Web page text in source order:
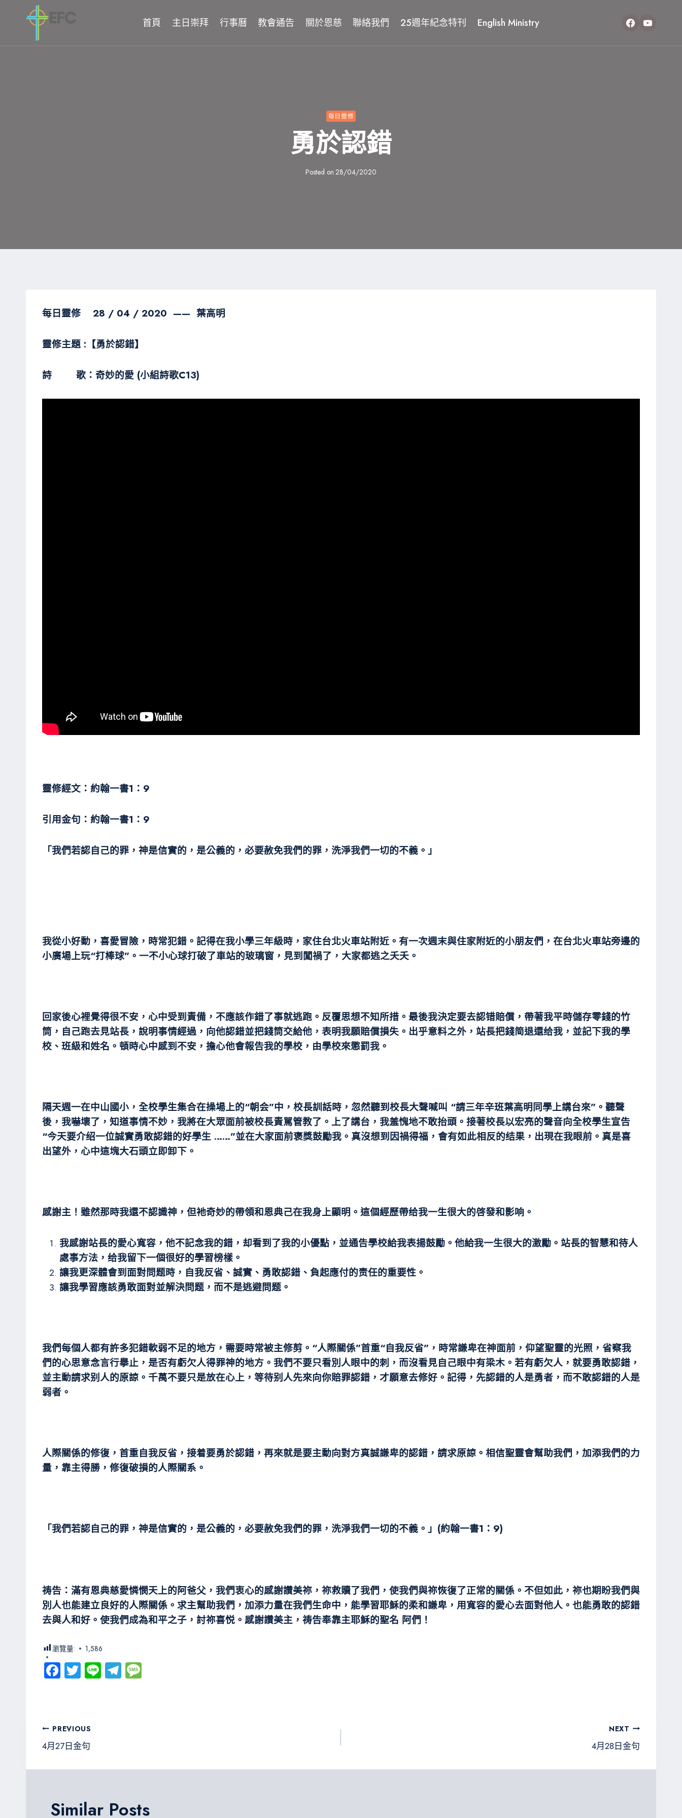
首頁 主日崇拜 行事曆 教會通告 關於恩慈 聯絡我們 25週年紀念特刊 English Ministry
每日靈修
勇於認錯
Posted on 28/04/2020
每日靈修 28 / 04 / 2020 —— 葉高明
靈修主題 :【勇於認錯】
詩 歌：奇妙的愛 (小組詩歌C13)
靈修經文：約翰一書1：9
引用金句：約翰一書1：9
「我們若認自己的罪，神是信實的，是公義的，必要赦免我們的罪，洗淨我們一切的不義。」
我從小好動，喜愛冒險，時常犯錯。記得在我小學三年級時，家住台北火車站附近。有一次週末與住家附近的小朋友們，在台北火車站旁邊的
小廣場上玩“打棒球”。一不小心球打破了車站的玻璃窗，見到闖禍了，大家都逃之夭夭。
回家後心裡覺得很不安，心中受到責備，不應該作錯了事就逃跑。反覆思想不知所措。最後我決定要去認错賠償，帶著我平時儲存零錢的竹
筒，自己跑去見站長，說明事情經過，向他認錯並把錢筒交給他，表明我願賠償損失。出乎意料之外，站長把錢简退還给我，並記下我的學
校、班級和姓名。頓時心中感到不安，擔心他會報告我的學校，由學校來懲罰我。
隔天週一在中山國小，全校學生集合在操場上的“朝会”中，校長訓話時，忽然聽到校長大聲喊叫 “請三年辛班葉高明同學上講台來”。聽聲
後，我嚇壞了，知道事情不妙，我將在大眾面前被校長責駡管教了。上了講台，我羞愧地不敢抬頭。接著校長以宏亮的聲音向全校學生宣告
“今天要介绍一位誠實勇敢認錯的好學生 ……”並在大家面前褒獎鼓勵我。真沒想到因禍得福，會有如此相反的结果，出現在我眼前。真是喜
出望外，心中這塊大石頭立即卸下。
感謝主！雖然那時我還不認識神，但衪奇妙的帶領和恩典己在我身上顯明。這個經歷帶给我一生很大的啓發和影响。
我感謝站長的愛心寬容，他不記念我的錯，却看到了我的小優點，並通告學校給我表揚鼓勵。他給我一生很大的激勵。站長的智慧和待人
處事方法，给我留下一個很好的學習榜樣。
讓我更深體會到面對問题時，自我反省、誠實、勇敢認錯、負起應付的责任的重要性。
讓我學習應該勇敢面對並解決問题，而不是逃避問题。
我們每個人都有許多犯錯軟弱不足的地方，需要時常被主修剪。“人際關係”首重“自我反省”，時常謙卑在神面前，仰望聖靈的光照，省察我
們的心思意念言行擧止，是否有虧欠人得罪神的地方。我們不要只看別人眼中的刺，而沒看見自己眼中有梁木。若有虧欠人，就要勇敢認錯，
並主動請求别人的原諒。千萬不要只是放在心上，等待别人先來向你賠罪認錯，才願意去修好。記得，先認錯的人是勇者，而不敢認錯的人是
弱者。
人際關係的修復，首重自我反省，接着要勇於認錯，再來就是要主動向對方真誠謙卑的認錯，請求原諒。相信聖靈會幫助我們，加添我們的力
量，靠主得勝，修復破損的人際關系。
「我們若認自己的罪，神是信實的，是公義的，必要赦免我們的罪，洗淨我們一切的不義。」(約翰一書1：9)
祷告：滿有恩典慈愛憐憫天上的阿爸父，我們衷心的感謝讚美祢，祢救贖了我們，使我們與祢恢復了正常的關係。不但如此，祢也期盼我們與
別人也能建立良好的人際關係。求主幫助我們，加添力量在我們生命中，能學習耶穌的柔和謙卑，用寬容的愛心去面對他人。也能勇敢的認錯
去與人和好。使我們成為和平之子，討祢喜悦。感謝讚美主，祷告奉靠主耶穌的聖名 阿們！
瀏覽量: 1,586
Fa
ce
ok
T
wi
Li
ne
Te
le
文
章
導
PREVIOUS
4月27日金句
NEXT
4月28日金句
Similar Posts